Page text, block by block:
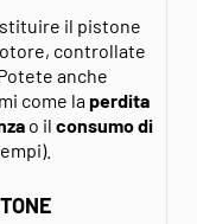
il pistone
controllate
anche
come laperdita
o il consumo di